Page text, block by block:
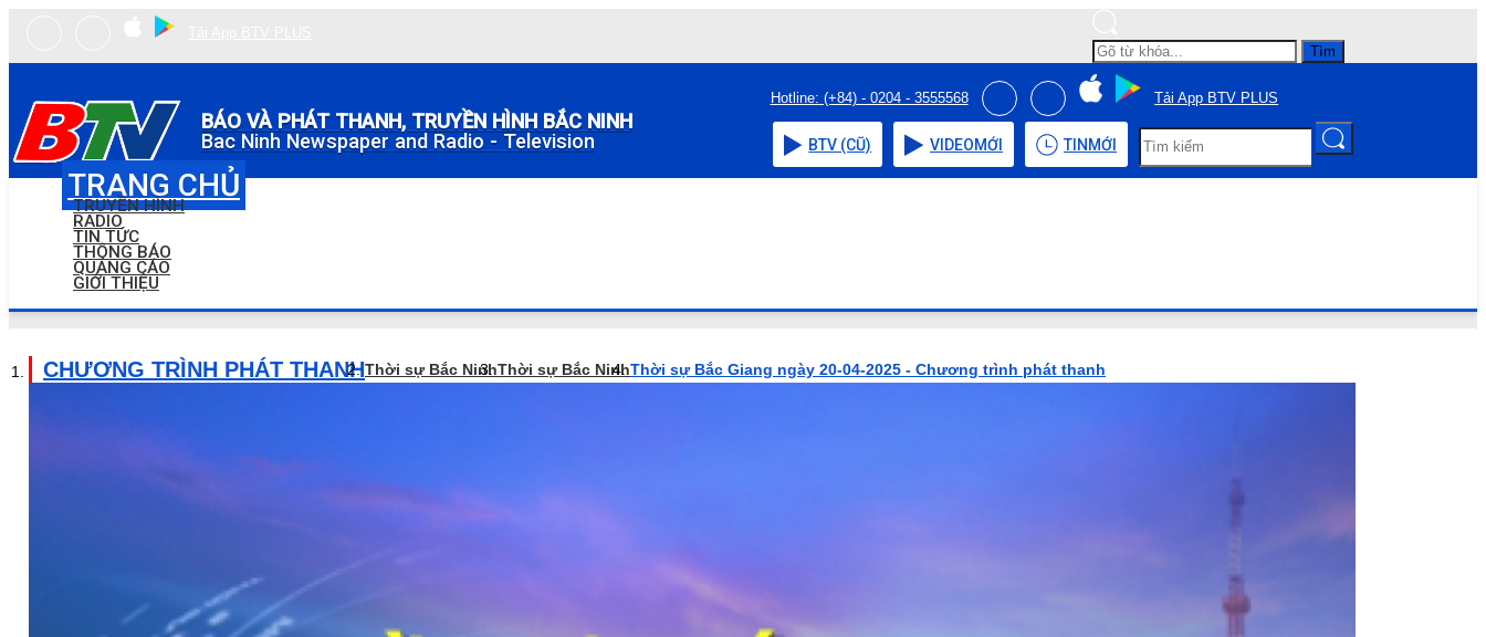
Tìm
BÁO VÀ PHÁT THANH, TRUYỀN HÌNH BẮC NINH
Bac Ninh Newspaper and Radio - Television
Hotline: (+84) - 0204 - 3555568 Tải App BTV PLUS
BTV (CŨ) VIDEOMỚI TIN MỚI
TRANG CHỦ
TRUYỀN HÌNH
RADIO
TIN TỨC
THÔNG BÁO
QUẢNG CÁO
GIỚI THIỆU
CHƯƠNG TRÌNH PHÁT THANHThời sự Bắc NinhThời sự Bắc NinhThời sự Bắc Giang ngày 20-04-2025 - Chương trình phát thanh